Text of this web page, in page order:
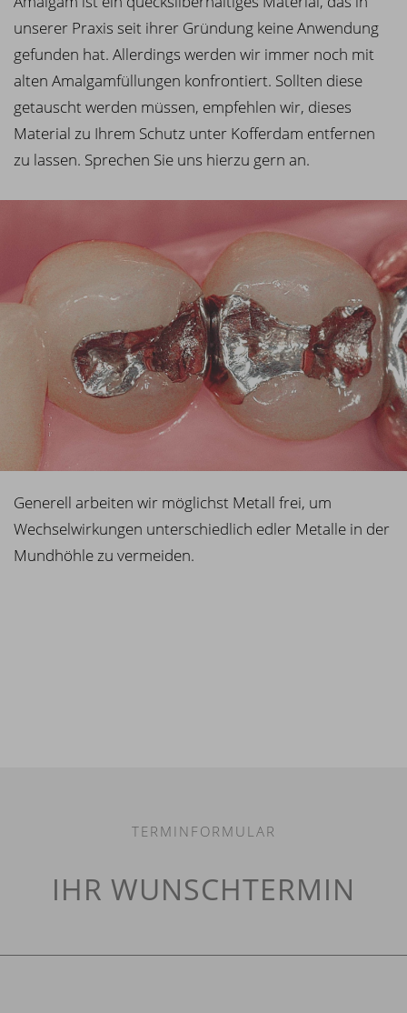
unserer Praxis seit ihrer Gründung keine Anwendung
gefunden hat. Allerdings werden wir immer noch mit
alten Amalgamfüllungen konfrontiert. Sollten diese
getauscht werden müssen, empfehlen wir, dieses
Material zu Ihrem Schutz unter Kofferdam entfernen
zu lassen. Sprechen Sie uns hierzu gern an.
Generell arbeiten wir möglichst Metall frei, um
Wechselwirkungen unterschiedlich edler Metalle in der
Mundhöhle zu vermeiden.
TERMINFORMULAR
IHR WUNSCHTERMIN